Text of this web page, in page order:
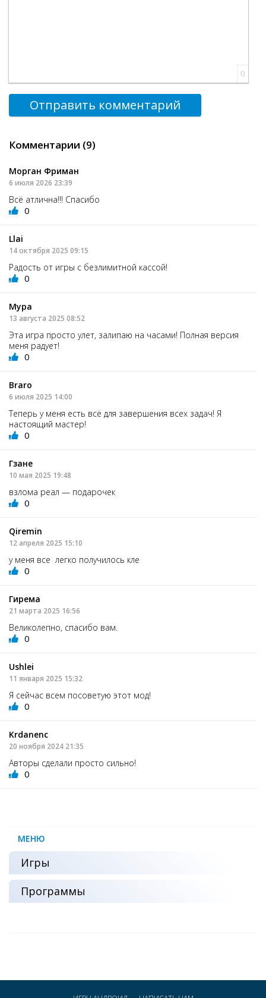
0
Отправить комментарий
Комментарии (9)
Морган Фриман
6 июля 2026 23:39
Всё атлична!!! Спасибо
0
Llai
14 октября 2025 09:15
Радость от игры с безлимитной кассой!
0
Mypa
13 августа 2025 08:52
Эта игра просто улет, залипаю на часами! Полная версия
меня радует!
0
Braro
6 июля 2025 14:00
Теперь у меня есть всё для завершения всех задач! Я
настоящий мастер!
0
Гзане
10 мая 2025 19:48
взлома реал — подарочек
0
Qiremin
12 апреля 2025 15:10
у меня все легко получилось кле
0
Гирема
21 марта 2025 16:56
Великолепно, спасибо вам.
0
Ushlei
11 января 2025 15:32
Я сейчас всем посоветую этот мод!
0
Krdanenc
20 ноября 2024 21:35
Авторы сделали просто сильно!
0
МЕНЮ
Игры
Программы